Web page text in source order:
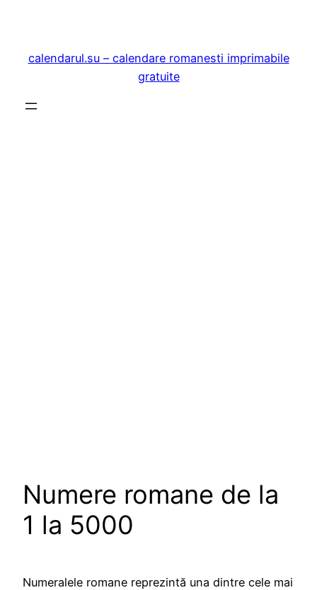
conținut
calendarul.su – calendare romanesti imprimabile
gratuite
Numere romane de la
1 la 5000
Numeralele romane reprezintă una dintre cele mai